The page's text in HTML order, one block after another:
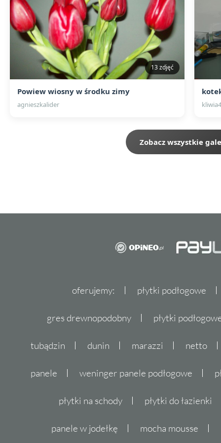
13 zdjęć
Powiew wiosny w środku zimy
agnieszkalider
Zobacz wszystkie
oferujemy: płytki podłogowe
gres drewnopodobny płytki
tubądzin dunin marazzi netto
panele weninger panele podłogowe
płytki na schody płytki do łazienki
panele w jodełkę mocha mousse